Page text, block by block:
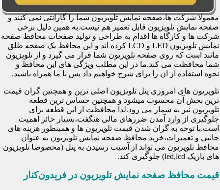
معمولا شرکت ها،صفحه نمایش تلویزیون شما را گارانتی نمی کنند و
صفحه نمایش تلویزیون قابل تعمیر هم نیست.به همین دلیل برخی
شرکت ها و کارگاه ها اقدام به طراحی و تولید صفحات محافظ صفحه
نمایش تلویزیون LED و LCD کرده اند و این محافظ یک صفحه طلق
مانند است که روی صفحه تلویزیون شما قرار می گیرد و از تلویزیون
شما محافظت می کند.ما در این مطلب ویژگی های این محافظ و
نحوه استفاده از ان را برای شرح خواهیم داد پس با ما همراه باشید.
تلویزیون های امروزی پنل تلویزیون اصلی ترین و همچنین گران قیمت
ترین بخش آن محسوب میشود و همچنین حساس ترین قطعه
تلویزیون نیز به شمار می رود.لذا محافظت از این قطعه برای
جلوگیری از وارد آمدن ضررهای مالی هنگفت،بسیار حائز اهمیت
است.با توجه به گران شدن قیمت تلویزیون ها و همینطور هزینه های
جانبی و تعمیرات،خرید محافظ صفحه نمایش تلویزیون به عنوان
محافظ تلویزیون می تواند از آسیب رسیدن به پنل (مخصوصا تلویزیون
های باریک led,lcd) جلوگیری کند.
قیمت محافظ صفحه نمایش تلویزیون در فریدون‌کنار